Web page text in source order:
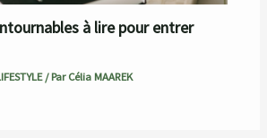
à lire pour entrer
/ ParCélia MAAREK